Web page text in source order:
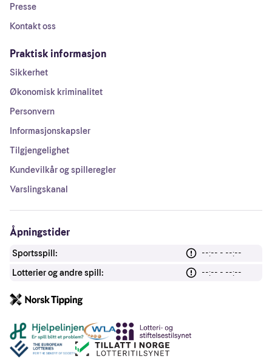
Presse
Kontakt oss
Praktisk informasjon
Sikkerhet
Økonomisk kriminalitet
Personvern
Informasjonskapsler
Tilgjengelighet
Kundevilkår og spilleregler
Varslingskanal
Åpningstider
Sportsspill:
--:-- - --:--
Lotterier og andre spill:
--:-- - --:--
Andre lenker